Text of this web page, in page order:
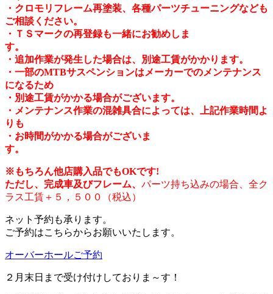
・クロモリフレーム再塗装、 各種パーツチューニングなども
ご相談ください。
・ＴＳマークの再登録も一緒にお勧めしま
す。
・追加作業が発生した場合は、別途工賃がかかります。
・一部のMTBサスペンションはメーカーでのメンテナンス
になるため
・別途工賃がかかる場合がございます。
・メンテナンス作業の混雑具合によっては、上記作業時間よ
りも
・お時間がかかる場合がございま
す。
※もちろん他店購入品でもOKです!
ただし、完成車及びフレーム、 パーツ持ち込みの場合、全ク
ラス工賃＋５，５００（税込）
ネット予約も承ります。
ご予約はこちらからお願いいたします。
オーバーホールご予約
２月末日まで受け付けしておりま～す！